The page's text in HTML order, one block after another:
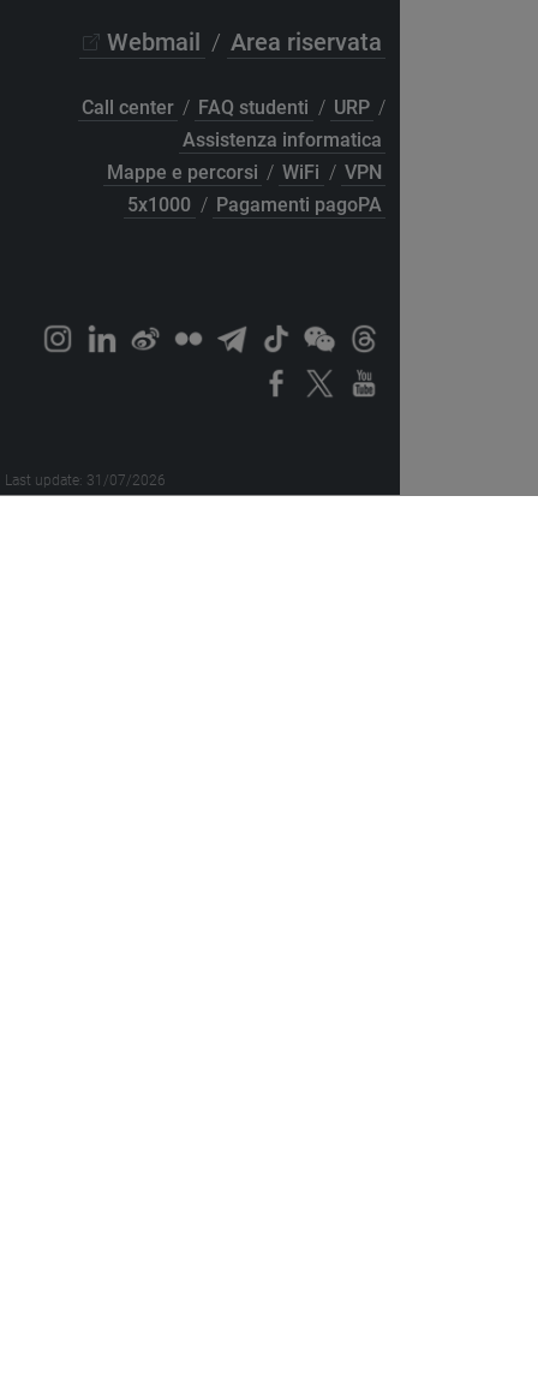
Webmail / Area riservata
Call center / FAQ studenti / URP /
Assistenza informatica
Mappe e percorsi / WiFi / VPN
5x1000 / Pagamenti pagoPA
Last update: 31/07/2026